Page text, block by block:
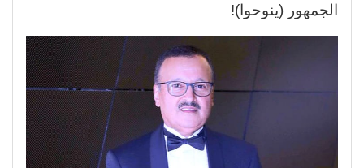
الجمهور (ينوحوا)!